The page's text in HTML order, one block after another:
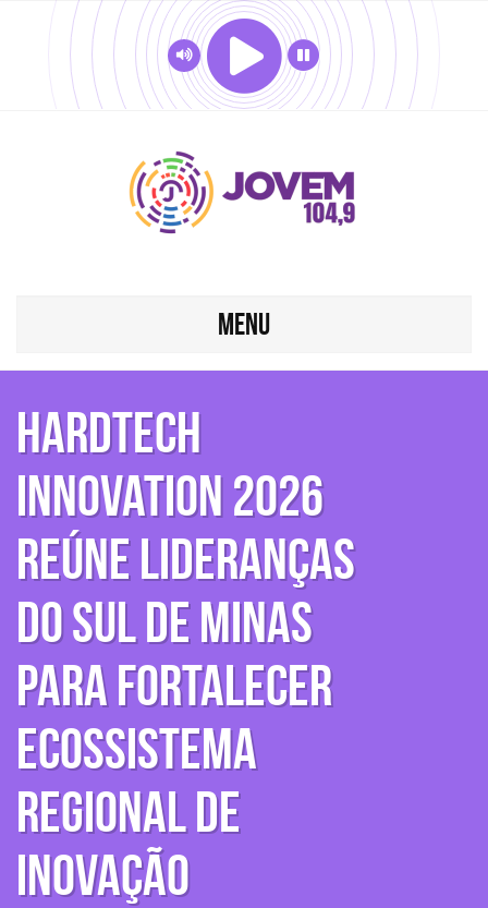
MENU
HardTech
Innovation 2026
reúne lideranças
do Sul de Minas
para fortalecer
ecossistema
regional de
inovação